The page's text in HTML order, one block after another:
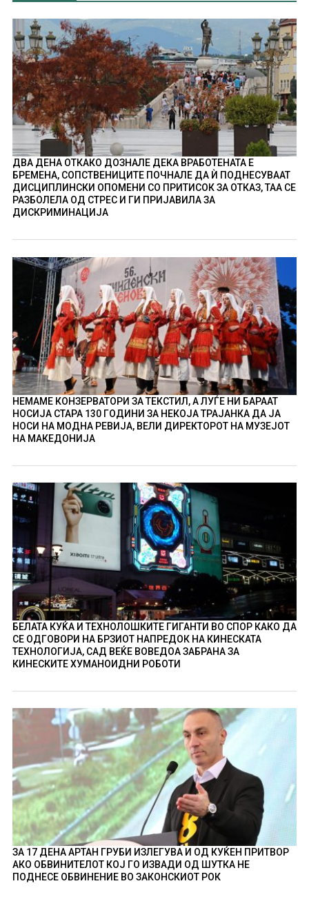
ДВА ДЕНА ОТКАКО ДОЗНАЛЕ ДЕКА ВРАБОТЕНАТА Е
БРЕМЕНА, СОПСТВЕНИЦИТЕ ПОЧНАЛЕ ДА Ѝ ПОДНЕСУВААТ
ДИСЦИПЛИНСКИ ОПОМЕНИ СО ПРИТИСОК ЗА ОТКАЗ, ТАА СЕ
РАЗБОЛЕЛА ОД СТРЕС И ГИ ПРИЈАВИЛА ЗА
ДИСКРИМИНАЦИЈА
НЕМАМЕ КОНЗЕРВАТОРИ ЗА ТЕКСТИЛ, А ЛУЃЕ НИ БАРААТ
НОСИЈА СТАРА 130 ГОДИНИ ЗА НЕКОЈА ТРАЈАНКА ДА ЈА
НОСИ НА МОДНА РЕВИЈА, ВЕЛИ ДИРЕКТОРОТ НА МУЗЕЈОТ
НА МАКЕДОНИЈА
БЕЛАТА КУЌА И ТЕХНОЛОШКИТЕ ГИГАНТИ ВО СПОР КАКО ДА
СЕ ОДГОВОРИ НА БРЗИОТ НАПРЕДОК НА КИНЕСКАТА
ТЕХНОЛОГИЈА, САД ВЕЌЕ ВОВЕДОА ЗАБРАНА ЗА
КИНЕСКИТЕ ХУМАНОИДНИ РОБОТИ
ЗА 17 ДЕНА АРТАН ГРУБИ ИЗЛЕГУВА И ОД КУЌЕН ПРИТВОР
АКО ОБВИНИТЕЛОТ КОЈ ГО ИЗВАДИ ОД ШУТКА НЕ
ПОДНЕСЕ ОБВИНЕНИЕ ВО ЗАКОНСКИОТ РОК